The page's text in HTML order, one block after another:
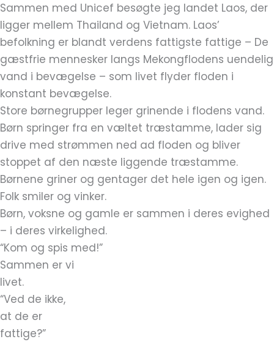
Sammen med Unicef besøgte jeg landet Laos, der
ligger mellem Thailand og Vietnam. Laos’
befolkning er blandt verdens fattigste fattige – De
gæstfrie mennesker langs Mekongflodens uendelig
vand i bevægelse – som livet flyder floden i
konstant bevægelse.
Store børnegrupper leger grinende i flodens vand.
Børn springer fra en væltet træstamme, lader sig
drive med strømmen ned ad floden og bliver
stoppet af den næste liggende træstamme.
Børnene griner og gentager det hele igen og igen.
Folk smiler og vinker.
Børn, voksne og gamle er sammen i deres evighed
– i deres virkelighed.
“Kom og spis med!”
Sammen er vi
livet.
“Ved de ikke,
at de er
fattige?”